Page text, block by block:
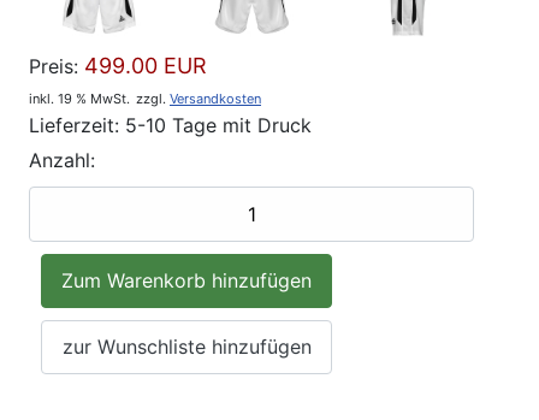
Preis: 499.00 EUR
inkl. 19 % MwSt. zzgl. Versandkosten
Lieferzeit: 5-10 Tage mit Druck
Anzahl: